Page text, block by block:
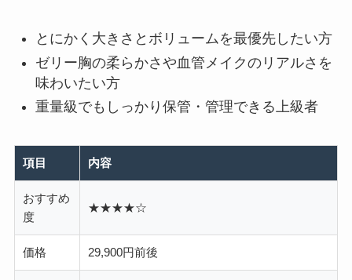
とにかく大きさとボリュームを最優先したい方
ゼリー胸の柔らかさや血管メイクのリアルさを
味わいたい方
重量級でもしっかり保管・管理できる上級者
項目 内容
おすすめ
度
★★★★☆
価格 29,900円前後